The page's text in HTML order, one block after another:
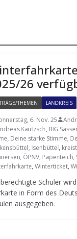
26
THEMEN LANDKREIS
6. Nov. 25
Kautzsch, BIG
, Deine starke Stimme,
, Isenbüttel,
, ÖPNV, Papenteich,
, Winterticket,
Schü­ler
in Form des
ausgegeben.